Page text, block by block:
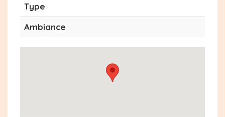
Type
Ambiance